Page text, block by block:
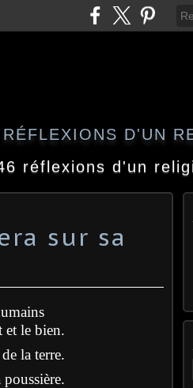
D'UN
réflexions d'un
sur sa
et le bien.
la terre.